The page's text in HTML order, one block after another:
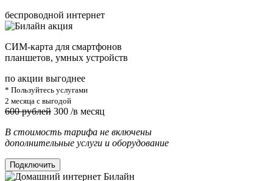
беспроводной интернет
СИМ-карта для смартфонов
планшетов, умных устройств
по акции выгоднее
* Пользуйтесь услугами
2 месяца с выгодой
600 рублей 300 /в месяц
В стоимость тарифа не включены
дополнительные услуги и оборудование
Подключить